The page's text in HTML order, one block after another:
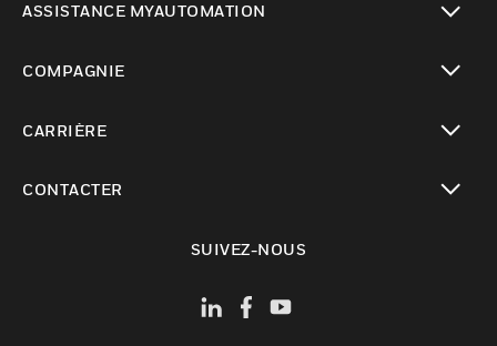
ASSISTANCE MYAUTOMATION
COMPAGNIE
CARRIÈRE
CONTACTER
SUIVEZ-NOUS